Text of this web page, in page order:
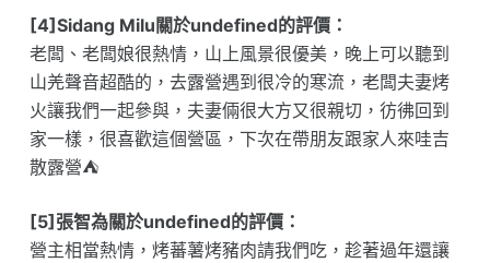
[4]Sidang Milu關於undefined的評價：
老闆、老闆娘很熱情，山上風景很優美，晚上可以聽到
山羌聲音超酷的，去露營遇到很冷的寒流，老闆夫妻烤
火讓我們一起參與，夫妻倆很大方又很親切，彷彿回到
家一樣，很喜歡這個營區，下次在帶朋友跟家人來哇吉
散露營⛺️
[5]張智為關於undefined的評價：
營主相當熱情，烤蕃薯烤豬肉請我們吃，趁著過年還讓